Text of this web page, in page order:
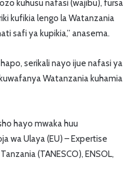
kuhusu nafasi (wajibu), fursa
kufikia lengo la Watanzania
safi ya kupikia,” anasema.
serikali nayo ijue nafasi ya
Watanzania kuhamia
hayo mwaka huu
wa Ulaya (EU) – Expertise
(TANESCO), ENSOL,